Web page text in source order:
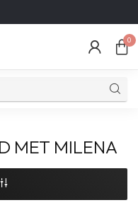
0
MET MILENA